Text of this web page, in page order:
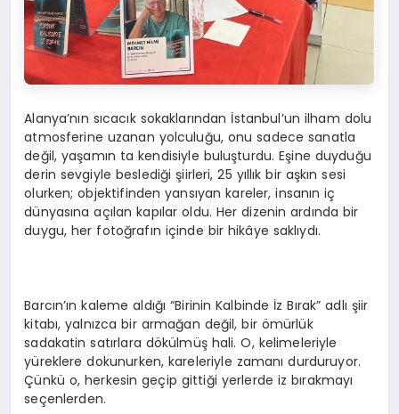
Alanya’nın sıcacık sokaklarından İstanbul’un ilham dolu
atmosferine uzanan yolculuğu, onu sadece sanatla
değil, yaşamın ta kendisiyle buluşturdu. Eşine duyduğu
derin sevgiyle beslediği şiirleri, 25 yıllık bir aşkın sesi
olurken; objektifinden yansıyan kareler, insanın iç
dünyasına açılan kapılar oldu. Her dizenin ardında bir
duygu, her fotoğrafın içinde bir hikâye saklıydı.
Barcın’ın kaleme aldığı “Birinin Kalbinde İz Bırak” adlı şiir
kitabı, yalnızca bir armağan değil, bir ömürlük
sadakatin satırlara dökülmüş hali. O, kelimeleriyle
yüreklere dokunurken, kareleriyle zamanı durduruyor.
Çünkü o, herkesin geçip gittiği yerlerde iz bırakmayı
seçenlerden.